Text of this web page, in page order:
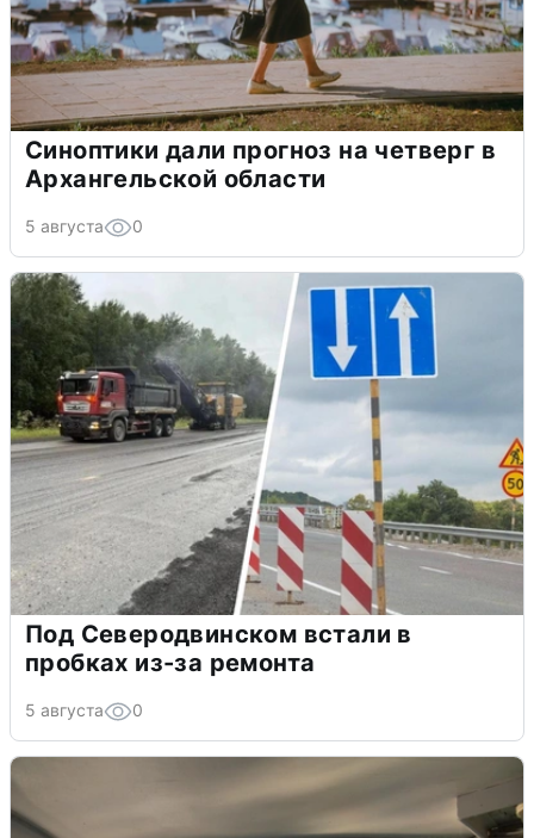
Синоптики дали прогноз на четверг в
Архангельской области
5 августа 0
Под Северодвинском встали в
пробках из-за ремонта
5 августа 0